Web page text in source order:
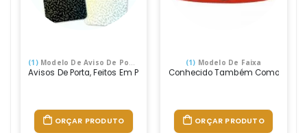
(1)Modelo De Aviso De Porta
Avisos De Porta, Feitos Em Pvc 1mm, Cortados Na Laser E
ORÇAR PRODUTO
(1) Modelo De Faixa
Conhecido Também Como:
ORÇAR PRODUTO